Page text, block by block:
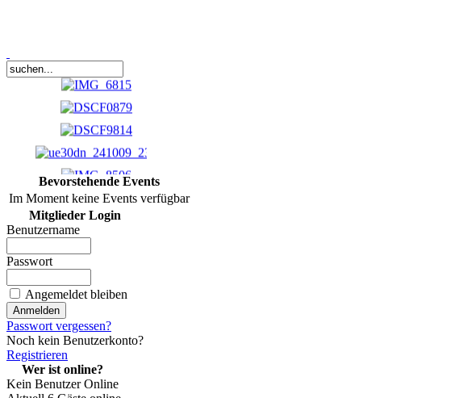
Bevorstehende Events
Im Moment keine Events verfügbar
Mitglieder Login
Benutzername
Passwort
Angemeldet bleiben
Passwort vergessen?
Noch kein Benutzerkonto?
Registrieren
Wer ist online?
Kein Benutzer Online
(JPG-Datei)
5,50 €
bestellen
10 MP Digitales Foto